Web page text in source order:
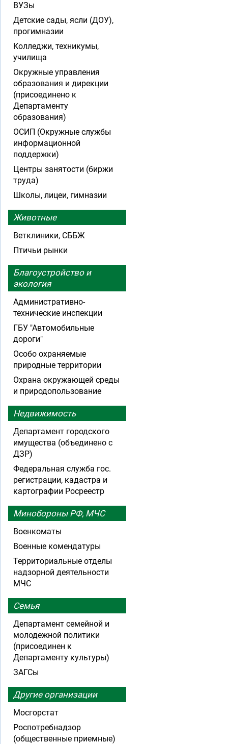
ВУЗы
Детские сады, ясли (ДОУ),
прогимназии
Колледжи, техникумы,
училища
Окружные управления
образования и дирекции
(присоединено к
Департаменту
образования)
ОСИП (Окружные службы
информационной
поддержки)
Центры занятости (биржи
труда)
Школы, лицеи, гимназии
Животные
Ветклиники, СББЖ
Птичьи рынки
Благоустройство и
экология
Административно-
технические инспекции
ГБУ "Автомобильные
дороги"
Особо охраняемые
природные территории
Охрана окружающей среды
и природопользование
Недвижимость
Департамент городского
имущества (объединено с
ДЗР)
Федеральная служба гос.
регистрации, кадастра и
картографии Росреестр
Минобороны РФ, МЧС
Военкоматы
Военные комендатуры
Территориальные отделы
надзорной деятельности
МЧС
Семья
Департамент семейной и
молодежной политики
(присоединен к
Департаменту культуры)
ЗАГСы
Другие организации
Мосгорстат
Роспотребнадзор
(общественные приемные)